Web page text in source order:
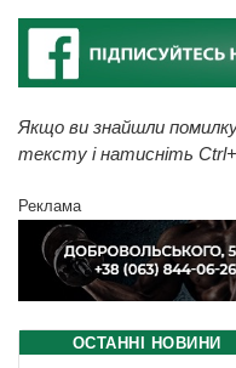
Якщо ви знайшли
тексту і натисніть
Реклама
ОСТАННІ НОВИНИ